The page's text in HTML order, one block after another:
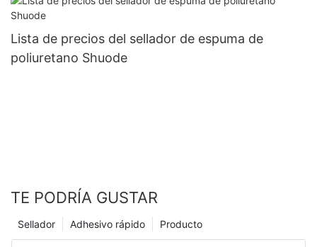
Lista de precios del sellador de espuma de
poliuretano Shuode
TE PODRÍA GUSTAR
Producto
Adhesivo rápido
Sellador